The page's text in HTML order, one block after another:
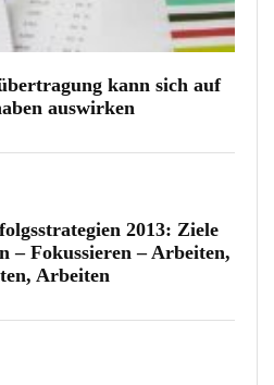
kann sich auf
auswirken
2013: Ziele
– Fokussieren – Arbeiten,
Arbeiten